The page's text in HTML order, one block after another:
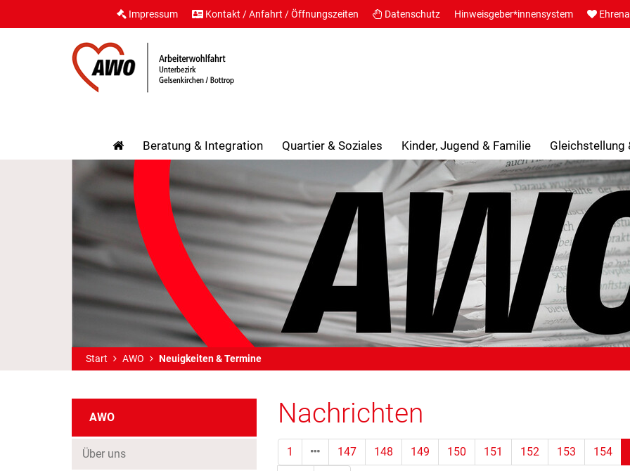
Impressum Kontakt / Anfahrt / Öffnungszeiten Datenschutz Hinweisgeber*innensystem
Beratung & Integration Quartier & Soziales Kinder, Jugend & Familie Gleichstellung
Start AWO Neuigkeiten & Termine
AWO
Über uns
Nachrichten
1 147 148 149 150 151 152 153 154